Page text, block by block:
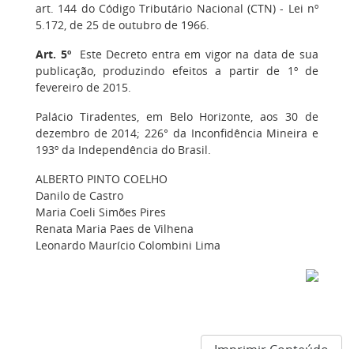
art. 144 do Código Tributário Nacional (CTN) - Lei nº
5.172, de 25 de outubro de 1966.
Art. 5ºEste Decreto entra em vigor na data de sua
publicação, produzindo efeitos a partir de 1º de
fevereiro de 2015.
Palácio Tiradentes, em Belo Horizonte, aos 30 de
dezembro de 2014; 226° da Inconfidência Mineira e
193º da Independência do Brasil.
ALBERTO PINTO COELHO
Danilo de Castro
Maria Coeli Simões Pires
Renata Maria Paes de Vilhena
Leonardo Maurício Colombini Lima